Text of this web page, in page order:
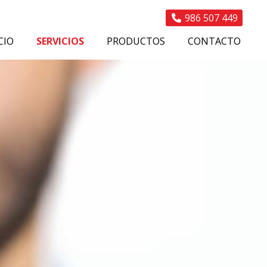
986 507 449
SERVICIOS PRODUCTOS CONTACTO